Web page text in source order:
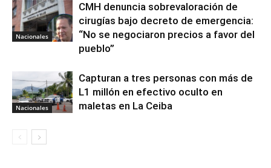
Nacionales
CMH denuncia sobrevaloración de
cirugías bajo decreto de emergencia:
“No se negociaron precios a favor del
pueblo”
Nacionales
Capturan a tres personas con más de
L1 millón en efectivo oculto en
maletas en La Ceiba